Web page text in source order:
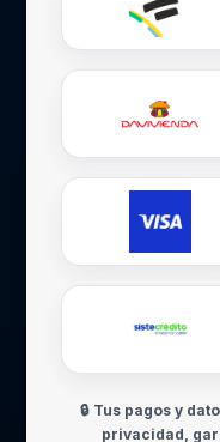
🔒 Tus pagos y
privacidad,